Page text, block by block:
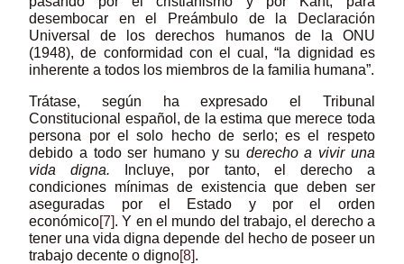
desembocar en el Preámbulo de la Declaración
Universal de los derechos humanos de la ONU
(1948), de conformidad con el cual, “la dignidad es
inherente a todos los miembros de la familia humana”.
Trátase, según ha expresado el Tribunal
Constitucional español, de la estima que merece toda
persona por el solo hecho de serlo; es el respeto
debido a todo ser humano y su derecho a vivir una
vida digna.
Incluye, por tanto, el derecho a
condiciones mínimas de existencia que deben ser
aseguradas por el Estado y por el orden
económico[7]. Y en el mundo del trabajo, el derecho a
tener una vida digna depende del hecho de poseer un
trabajo decente o digno[8].